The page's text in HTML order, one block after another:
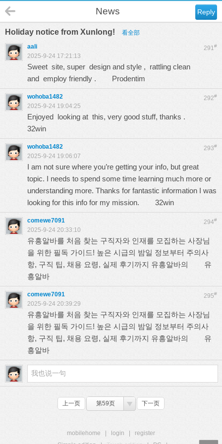
Reply
News
Holiday notice from Xunlong! 看全部
291#
aali
2025-9-24 17:21:13
Sweet site, super design and style , rattling clean
and employ friendly . Prodentim
292#
wohoba1482
2025-9-24 19:04:25
Enjoyed looking at this, very good stuff, thanks .
32win
293#
wohoba1482
2025-9-24 19:06:07
I am not sure where you’re getting your info, but great
topic. I needs to spend some time learning much more or
understanding more. Thanks for fantastic information I was
looking for this info for my mission. 32win
294#
comewe7091
2025-9-24 20:33:10
유흥알바를 처음 찾는 구직자와 인재를 모집하는 사장님
을 위한 필독 가이드! 높은 시급의 밤일 정보부터 주의사
항, 구직 팁, 채용 요령, 실제 후기까지 유흥알바의 유
흥알바
295#
comewe7091
2025-9-24 20:39:29
유흥알바를 처음 찾는 구직자와 인재를 모집하는 사장님
을 위한 필독 가이드! 높은 시급의 밤일 정보부터 주의사
항, 구직 팁, 채용 요령, 실제 후기까지 유흥알바의 유
흥알바
上一页 第59页 下一页
mobilehome login
register